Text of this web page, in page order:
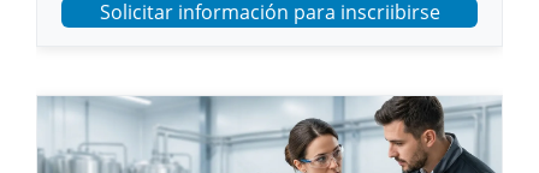
Solicitar información para inscriibirse